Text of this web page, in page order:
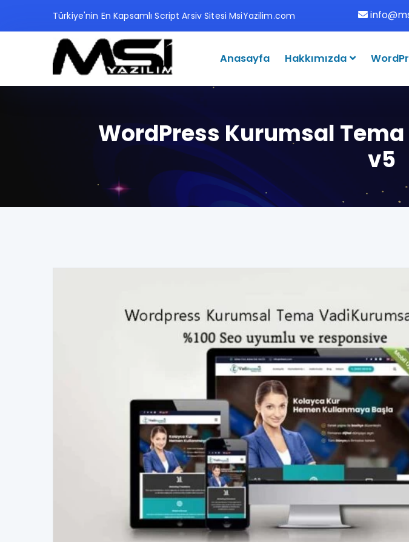
Türkiye'nin En Kapsamlı Script Arsiv Sitesi MsiYazilim.com
Anasayfa Hakkımızda
WordPress Kurumsal
v5